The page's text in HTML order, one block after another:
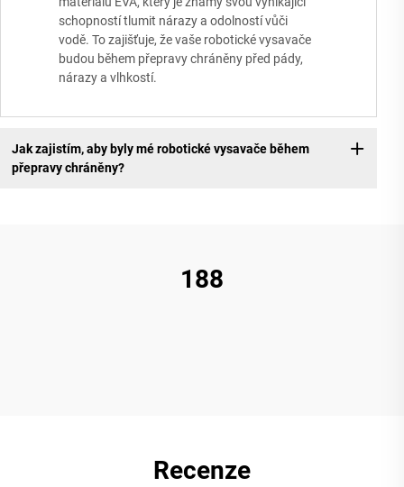
schopností tlumit nárazy a odolností vůči
vodě. To zajišťuje, že vaše robotické vysavače
budou během přepravy chráněny před pády,
nárazy a vlhkostí.
Jak zajistím, aby byly mé robotické vysavače během
přepravy chráněny?
188
Recenze